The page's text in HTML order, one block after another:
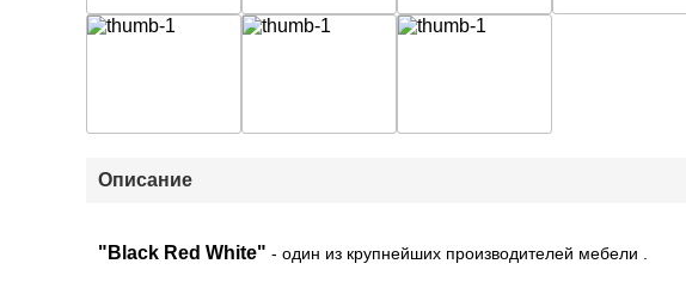
Описание
"Black Red White" - один из крупнейших производителей мебели .